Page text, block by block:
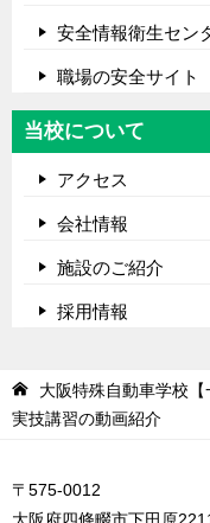
安全情報衛生セン
職場の安全サイト
当校について
アクセス
会社情報
施設のご紹介
採用情報
大阪特殊自動車学校【
実技講習の動画紹介
〒575-0012